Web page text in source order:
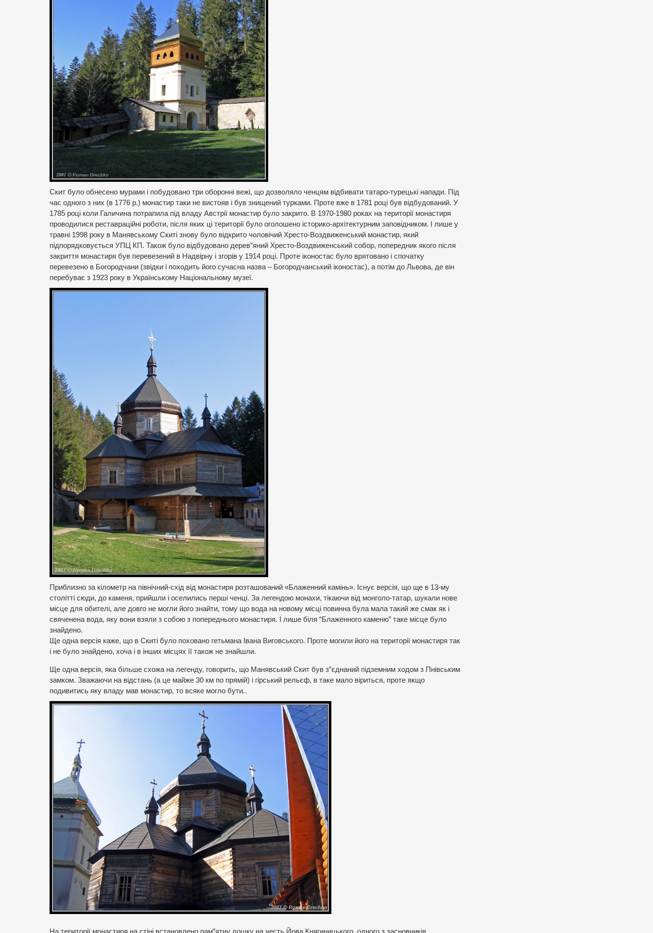
Скит було обнесено мурами і побудовано три оборонні вежі, що дозволяло ченцям відбивати татаро-турецькі напади. Під
час одного з них (в 1776 р.) монастир таки не вистояв і був знищений турками. Проте вже в 1781 році був відбудований. У
1785 році коли Галичина потрапила під владу Австрії монастир було закрито. В 1970-1980 роках на території монастиря
проводилися реставраційні роботи, після яких ці території було оголошено історико-архітектурним заповідником. І лише у
травні 1998 року в Манявському Скиті знову було відкрито чоловічий Хресто-Воздвиженський монастир, який
підпорядковується УПЦ КП. Також було відбудовано дерев”яний Хресто-Воздвиженський собор, попередник якого після
закриття монастиря був перевезений в Надвірну і згорів у 1914 році. Проте іконостас було врятовано і спочатку
перевезено в Богородчани (звідки і походить його сучасна назва – Богородчанський іконостас), а потім до Львова, де він
перебуває з 1923 року в Українському Національному музеї.
Приблизно за кілометр на північний-схід від монастиря розташований «Блаженний камінь». Існує версія, що ще в 13-му
столітті сюди, до каменя, прийшли і оселились перші ченці. За легендою монахи, тікаючи від монголо-татар, шукали нове
місце для обителі, але довго не могли його знайти, тому що вода на новому місці повинна була мала такий же смак як і
свяченена вода, яку вони взяли з собою з попереднього монастиря. І лише біля “Блаженного каменю” таке місце було
знайдено.
Ще одна версія каже, що в Скиті було поховано гетьмана Івана Виговського. Проте могили його на території монастиря так
і не було знайдено, хоча і в інших місцях її також не знайшли.
Ще одна версія, яка більше схожа на легенду, говорить, що Манявський Скит був з”єднаний підземним ходом з Пнівським
замком. Зважаючи на відстань (а це майже 30 км по прямій) і гірський рельєф, в таке мало віриться, проте якщо
подивитись яку владу мав монастир, то всяке могло бути..